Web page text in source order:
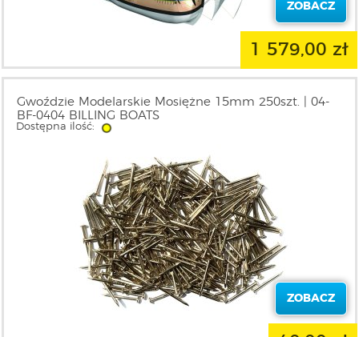
ZOBACZ
1 579,00 zł
Gwoździe Modelarskie Mosiężne 15mm 250szt. | 04-
BF-0404 BILLING BOATS
Dostępna ilość:
ZOBACZ